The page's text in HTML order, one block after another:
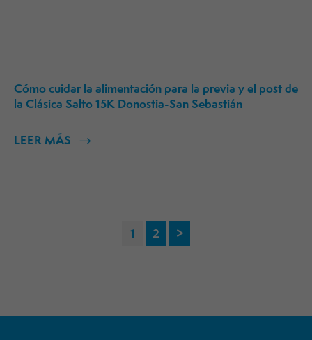
Cómo cuidar la alimentación para la previa y el post de
la Clásica Salto 15K Donostia-San Sebastián
LEER MÁS
1 2 >